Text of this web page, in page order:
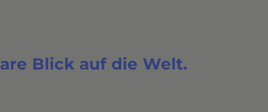
Blick auf die Welt.